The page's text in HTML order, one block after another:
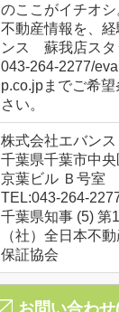
のここがイチオ
不動産情報を、
ンス 蘇我店スタ
043-264-2277/
p.co.jpまでご希
さい。
株式会社エバン
千葉県千葉市中
京葉ビル Ｂ号室
TEL:043-264-
千葉県知事 (5) 第
（社）全日本不
保証協会
お問い合わ